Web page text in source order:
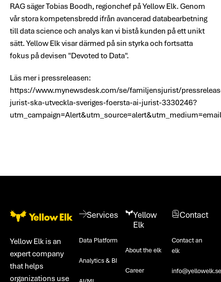
RAG säger Tobias Boodh, regionchef på Yellow Elk. Genom
vår stora kompetensbredd ifrån avancerad databearbetning
till data science och analys kan vi bistå kunden på ett unikt
sätt. Yellow Elk visar därmed på sin styrka och fortsatta
fokus på devisen "Devoted to Data".
Läs mer i pressreleasen:
https://www.mynewsdesk.com/se/familjensjurist/
jurist-ska-utveckla-sveriges-foersta-ai-jurist-3330246?
utm_campaign=Alert&utm_source=alert&utm_medium=email
Footer
Yellow Elk is an
expert company
that helps
organizations use
Services
Data Platform
Analytics & BI
Yellow
Elk
About the elk
Career
Contact
Contact an
elk
info@yellowelk.se